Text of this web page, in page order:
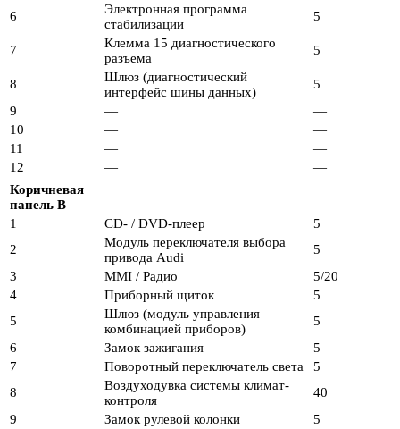
6
Электронная программа
стабилизации
5
7
Клемма 15 диагностического
разъема
5
8
Шлюз (диагностический
интерфейс шины данных)
5
9
—
—
10
—
—
11
—
—
12
—
—
Коричневая
панель B
1
CD- / DVD-плеер
5
2
Модуль переключателя выбора
привода Audi
5
3
MMI / Радио
5/20
4
Приборный щиток
5
5
Шлюз (модуль управления
комбинацией приборов)
5
6
Замок зажигания
5
7
Поворотный переключатель света
5
8
Воздуходувка системы климат-
контроля
40
9
Замок рулевой колонки
5